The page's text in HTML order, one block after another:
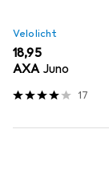
Velolicht
EUR
18,95
AXA Juno
17